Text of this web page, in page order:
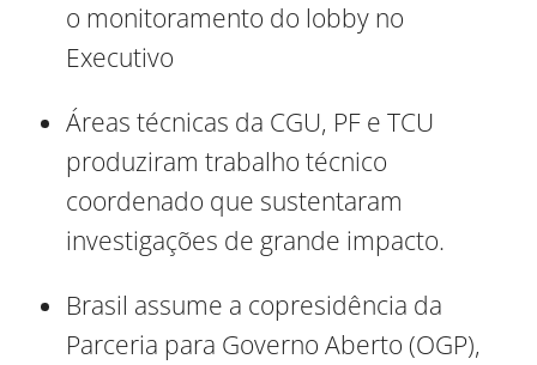
o monitoramento do lobby no
Executivo
Áreas técnicas da CGU, PF e TCU
produziram trabalho técnico
coordenado que sustentaram
investigações de grande impacto.
Brasil assume a copresidência da
Parceria para Governo Aberto (OGP),